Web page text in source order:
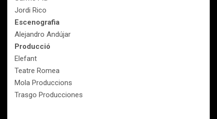
Jordi Rico
Escenografia
Alejandro Andújar
Producció
Elefant
Teatre Romea
Mola Produccions
Trasgo Producciones